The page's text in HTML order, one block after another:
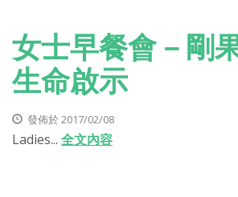
女士早餐會－剛
生命啟示
發佈於 2017/02/08
Ladies... 全文內容